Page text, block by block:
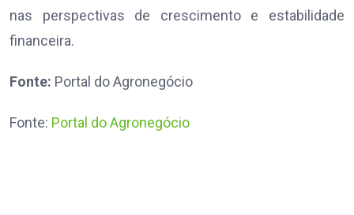
nas perspectivas de crescimento e estabilidade
financeira.
Fonte: Portal do Agronegócio
Fonte: Portal do Agronegócio